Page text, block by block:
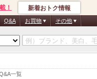
一覧
！ 新着おトク情報
Q&A お買物 その他